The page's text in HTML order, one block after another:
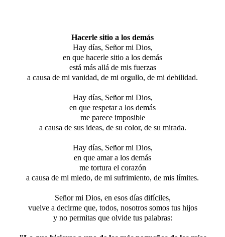
Hacerle sitio a los demás
Hay días, Señor mi Dios,
en que hacerle sitio a los demás
está más allá de mis fuerzas
a causa de mi vanidad, de mi orgullo, de mi debilidad.
Hay días, Señor mi Dios,
en que respetar a los demás
me parece imposible
a causa de sus ideas, de su color, de su mirada.
Hay días, Señor mi Dios,
en que amar a los demás
me tortura el corazón
a causa de mi miedo, de mi sufrimiento, de mis límites.
Señor mi Dios, en esos días difíciles,
vuelve a decirme que, todos, nosotros somos tus hijos
y no permitas que olvide tus palabras: